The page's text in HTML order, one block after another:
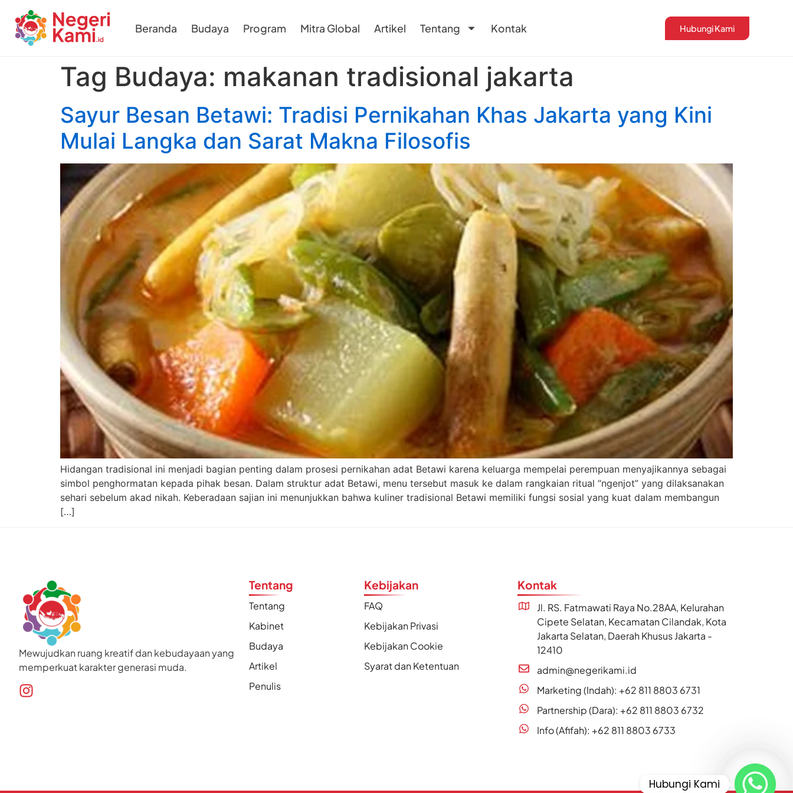
Beranda Budaya Program Mitra Global Artikel Tentang Kontak Hubungi Kami
Tag Budaya: makanan tradisional jakarta
Sayur Besan Betawi: Tradisi Pernikahan Khas Jakarta yang Kini
Mulai Langka dan Sarat Makna Filosofis
Hidangan tradisional ini menjadi bagian penting dalam prosesi pernikahan adat Betawi karena keluarga mempelai perempuan menyajikannya sebagai
simbol penghormatan kepada pihak besan. Dalam struktur adat Betawi, menu tersebut masuk ke dalam rangkaian ritual “ngenjot” yang dilaksanakan
sehari sebelum akad nikah. Keberadaan sajian ini menunjukkan bahwa kuliner tradisional Betawi memiliki fungsi sosial yang kuat dalam membangun
[…]
Mewujudkan ruang kreatif dan kebudayaan yang
memperkuat karakter generasi muda.
Tentang
Tentang
Kabinet
Budaya
Artikel
Penulis
Kebijakan
FAQ
Kebijakan Privasi
Kebijakan Cookie
Syarat dan Ketentuan
Kontak
Jl. RS. Fatmawati Raya No.28AA, Kelurahan
Cipete Selatan, Kecamatan Cilandak, Kota
Jakarta Selatan, Daerah Khusus Jakarta -
12410
admin@negerikami.id
Marketing (Indah): +62 811 8803 6731
Partnership (Dara): +62 811 8803 6732
Info (Afifah): +62 811 8803 6733
Hubungi Kami